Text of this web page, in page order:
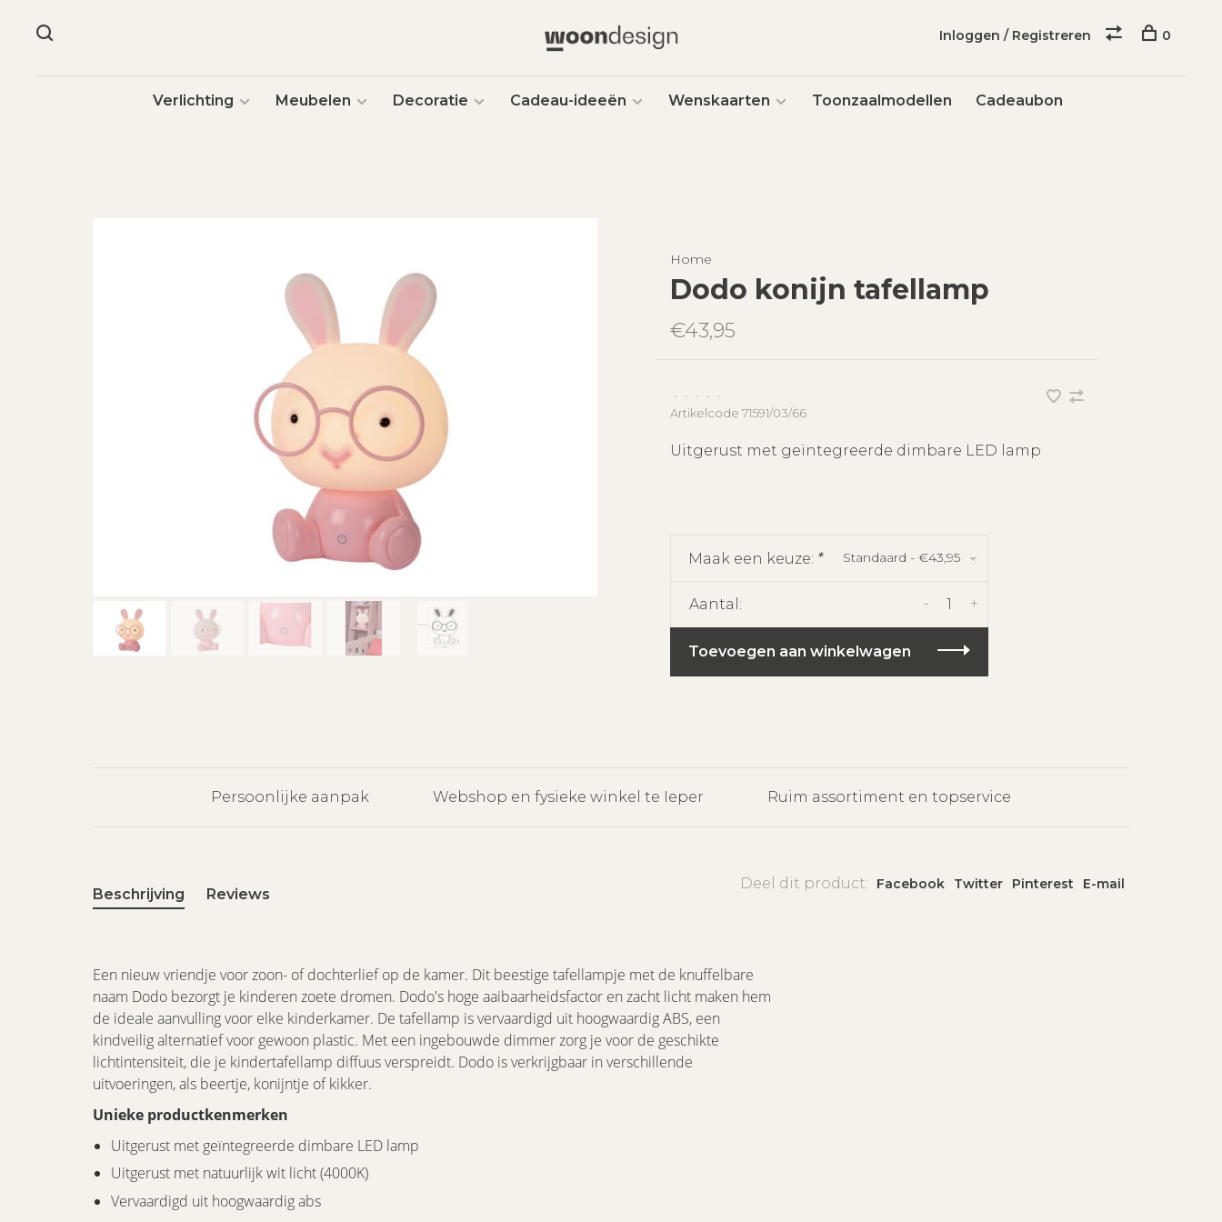
Verlichting Meubelen Decoratie Cadeau-ideeën Wenskaarten Toonzaalmodellen Cadeaubon
Inloggen / Registreren 0
Home
Dodo konijn tafellamp
€43,95
• • • •
•
Artikelcode 71591/03/66
Uitgerust met geïntegreerde dimbare LED lamp
Maak een keuze: * Standaard - €43,95
Aantal: +
-
Toevoegen aan winkelwagen
Persoonlijke aanpak Webshop en fysieke winkel te Ieper Ruim assortiment en topservice
Deel dit product: Facebook Twitter Pinterest E-mail
Beschrijving Reviews
Een nieuw vriendje voor zoon- of dochterlief op de kamer. Dit beestige tafellampje met de knuffelbare
naam Dodo bezorgt je kinderen zoete dromen. Dodo's hoge aaibaarheidsfactor en zacht licht maken hem
de ideale aanvulling voor elke kinderkamer. De tafellamp is vervaardigd uit hoogwaardig ABS, een
kindveilig alternatief voor gewoon plastic. Met een ingebouwde dimmer zorg je voor de geschikte
lichtintensiteit, die je kindertafellamp diffuus verspreidt. Dodo is verkrijgbaar in verschillende
uitvoeringen, als beertje, konijntje of kikker.
Unieke productkenmerken
Uitgerust met geïntegreerde dimbare LED lamp
Uitgerust met natuurlijk wit licht (4000K)
Vervaardigd uit hoogwaardig abs